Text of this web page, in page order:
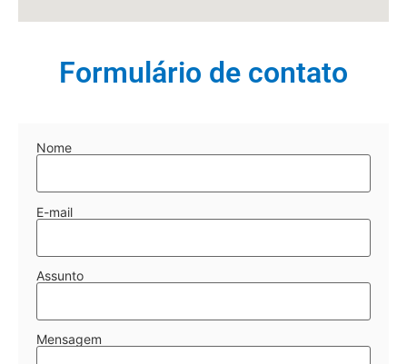
Formulário de contato
Nome
E-mail
Assunto
Mensagem